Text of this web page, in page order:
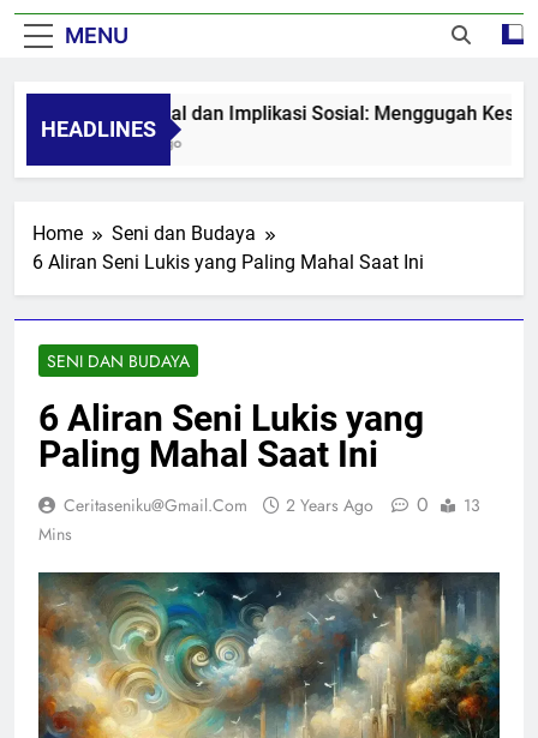
MENU
HEADLINES
Seni Visual dan Implikasi Sosial: Menggugah Kesadaran
8 Months Ago
Home
Seni dan Budaya
6 Aliran Seni Lukis yang Paling Mahal Saat Ini
SENI DAN BUDAYA
6 Aliran Seni Lukis yang
Paling Mahal Saat Ini
Ceritaseniku@gmail.com 2 Years Ago 0
13
Mins